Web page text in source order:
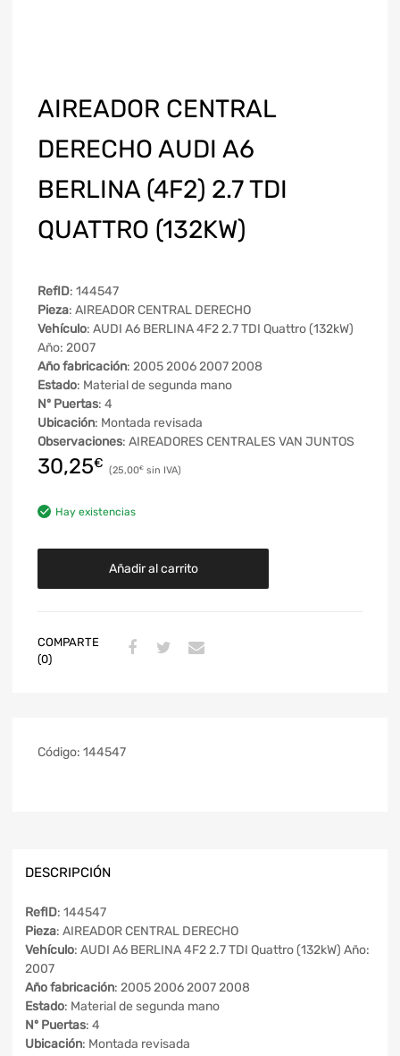
AIREADOR CENTRAL
DERECHO AUDI A6
BERLINA (4F2) 2.7 TDI
QUATTRO (132KW)
RefID: 144547
Pieza: AIREADOR CENTRAL DERECHO
Vehículo: AUDI A6 BERLINA 4F2 2.7 TDI Quattro (132kW)
Año: 2007
Año fabricación: 2005 2006 2007 2008
Estado: Material de segunda mano
Nº Puertas: 4
Ubicación: Montada revisada
Observaciones: AIREADORES CENTRALES VAN JUNTOS
30,25€ 25,00€
Hay existencias
Añadir al carrito
COMPARTE
(0)
Código: 144547
DESCRIPCIÓN
RefID: 144547
Pieza: AIREADOR CENTRAL DERECHO
Vehículo: AUDI A6 BERLINA 4F2 2.7 TDI Quattro (132kW) Año:
2007
Año fabricación: 2005 2006 2007 2008
Estado: Material de segunda mano
Nº Puertas: 4
Ubicación: Montada revisada